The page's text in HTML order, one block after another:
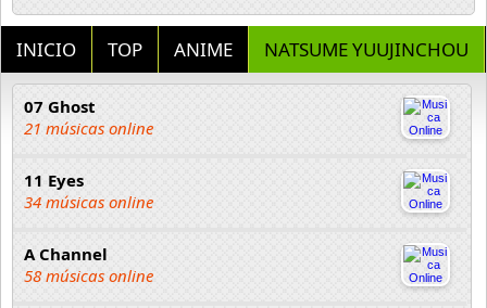
INICIO TOP ANIME NATSUME YUUJINCHOU
07 Ghost
21 músicas online
11 Eyes
34 músicas online
A Channel
58 músicas online